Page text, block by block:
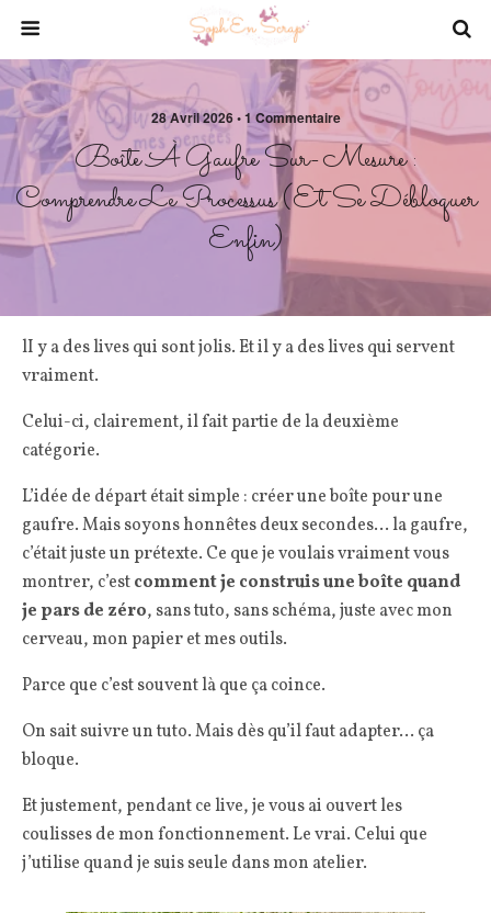
28 Avril 2026 • 1 Commentaire
Boîte À Gaufre Sur-Mesure :
Comprendre Le Processus (et Se Débloquer
Enfin)
lI y a des lives qui sont jolis. Et il y a des lives qui servent
vraiment.
Celui-ci, clairement, il fait partie de la deuxième
catégorie.
L’idée de départ était simple : créer une boîte pour une
gaufre. Mais soyons honnêtes deux secondes… la gaufre,
c’était juste un prétexte. Ce que je voulais vraiment vous
montrer, c’estcomment je construis une boîte quand
je pars de zéro, sans tuto, sans schéma, juste avec mon
cerveau, mon papier et mes outils.
Parce que c’est souvent là que ça coince.
On sait suivre un tuto. Mais dès qu’il faut adapter… ça
bloque.
Et justement, pendant ce live, je vous ai ouvert les
coulisses de mon fonctionnement. Le vrai. Celui que
j’utilise quand je suis seule dans mon atelier.